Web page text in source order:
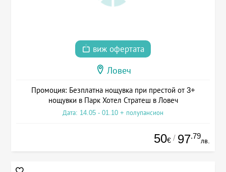
виж офертата
Ловеч
Промоция: Безплатна нощувка при престой от 3+
нощувки в Парк Хотел Стратеш в Ловеч
Дата: 14.05 - 01.10 + полупансион
50€ / 97.79
лв.